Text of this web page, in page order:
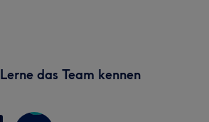
Lerne das Team kennen